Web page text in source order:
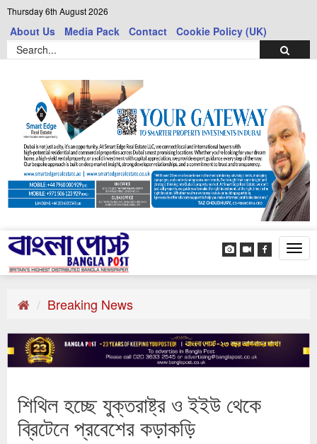
Thursday 6th August 2026
About Us Media Pack Contact Cookie Policy (UK)
Breaking News
শিথিল হচ্ছে যুক্তরাষ্ট্র ও ইইউ থেকে
ব্রিটেনে প্রবেশের কড়াকড়ি